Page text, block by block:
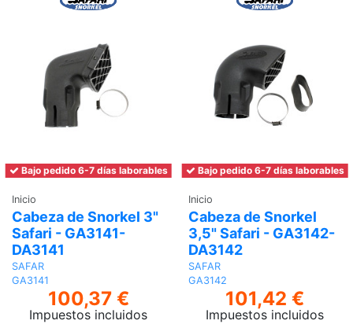
Bajo pedido 6-7 días laborables
Inicio
Cabeza de Snorkel 3"
Safari - GA3141-
DA3141
SAFAR
GA3141
100,37 €
Impuestos incluidos
Bajo pedido 6-7 días laborables
Inicio
Cabeza de Snorkel
3,5" Safari - GA3142-
DA3142
SAFAR
GA3142
101,42 €
Impuestos incluidos